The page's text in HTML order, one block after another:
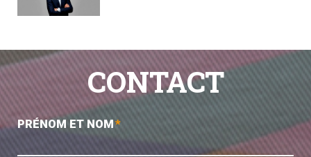
CONTACT
PRÉNOM ET NOM*